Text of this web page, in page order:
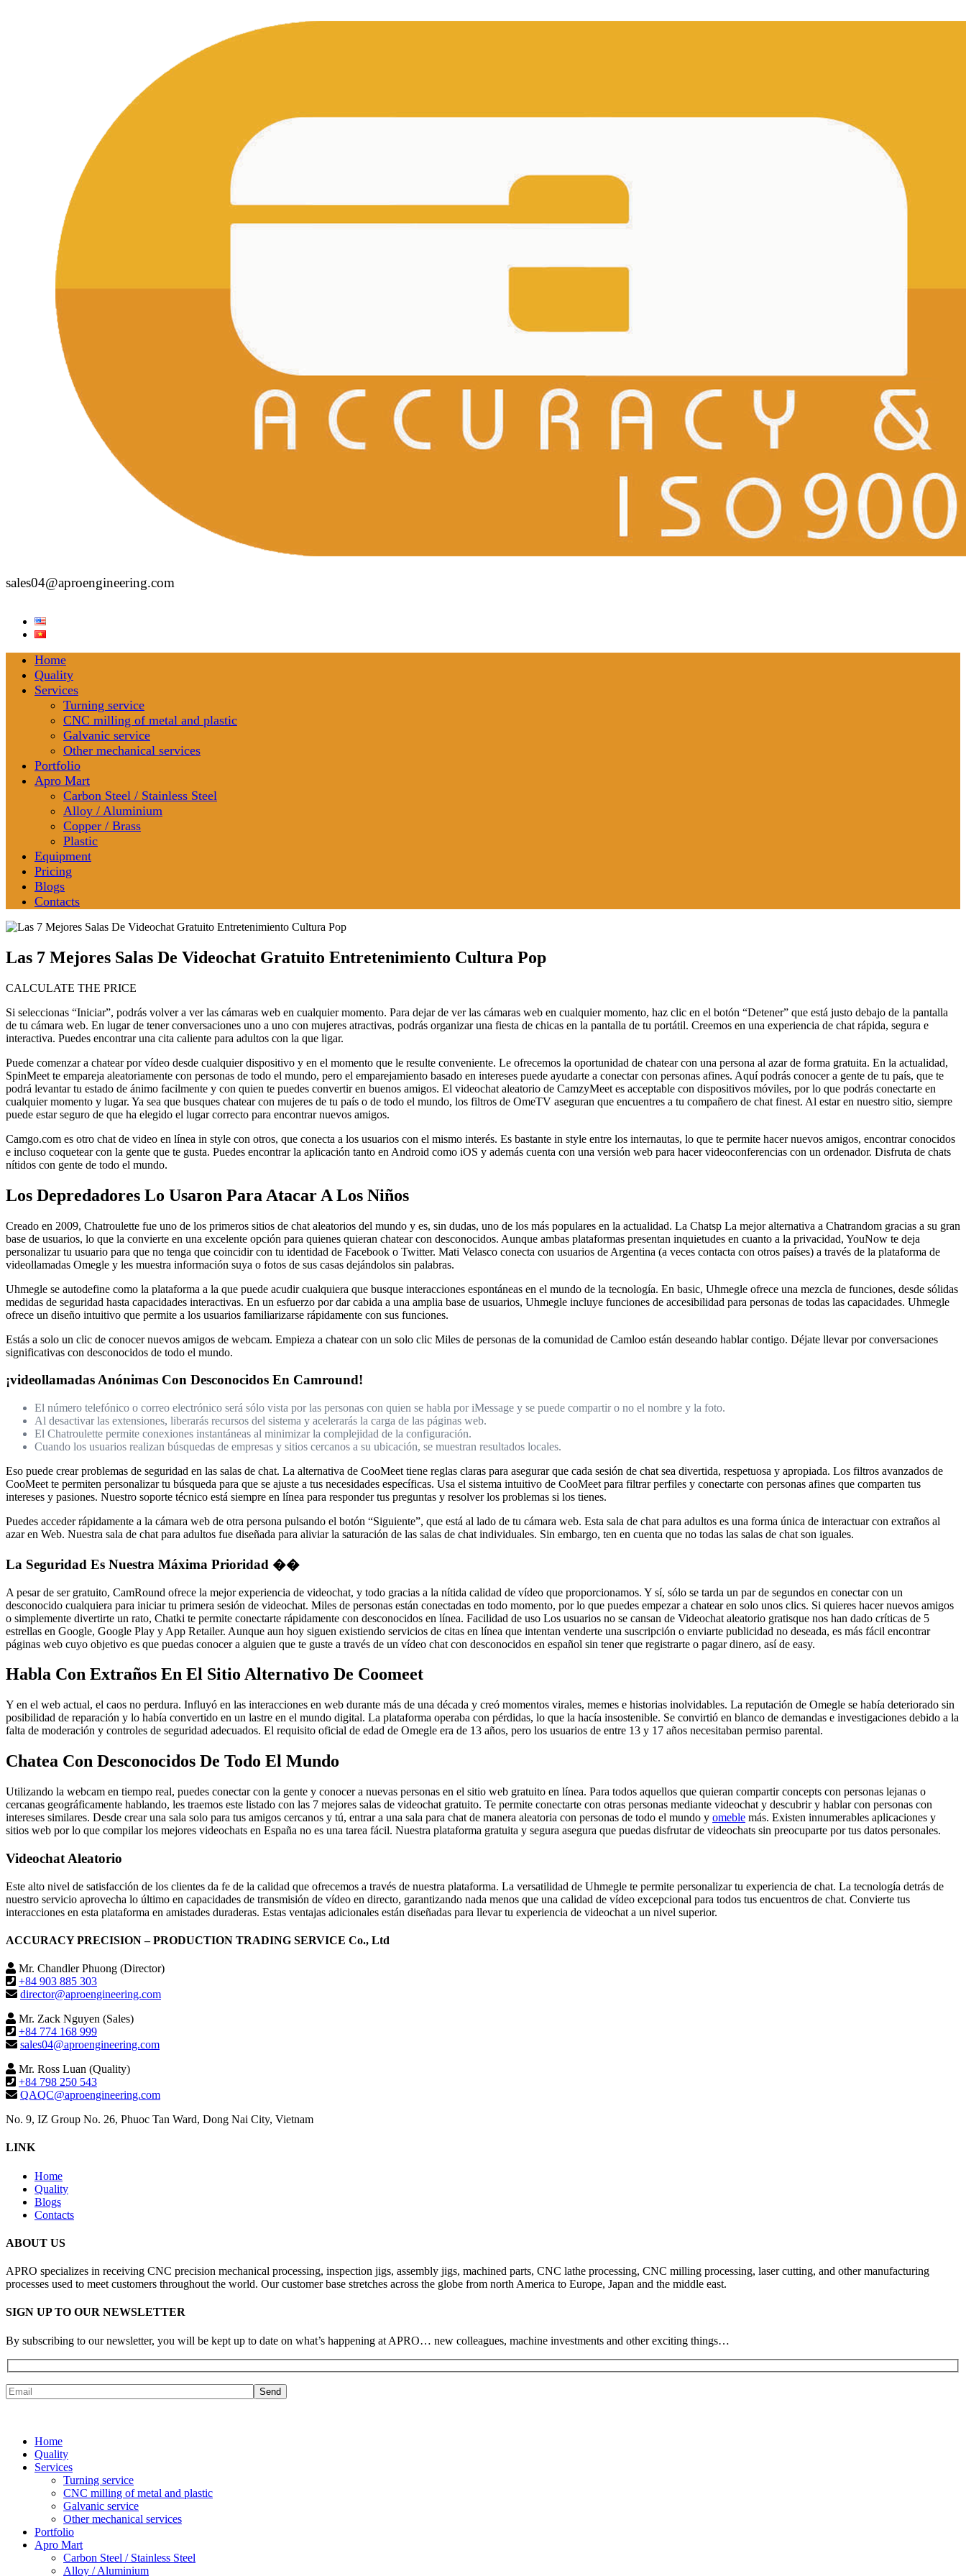
sales04@aproengineering.com
Home
Quality
Services
Turning service
CNC milling of metal and plastic
Galvanic service
Other mechanical services
Portfolio
Apro Mart
Carbon Steel / Stainless Steel
Alloy / Aluminium
Copper / Brass
Plastic
Equipment
Pricing
Blogs
Contacts
Las 7 Mejores Salas De Videochat Gratuito Entretenimiento Cultura Pop
CALCULATE THE PRICE
Si seleccionas “Iniciar”, podrás volver a ver las cámaras web en cualquier momento. Para dejar de ver las cámaras web en cualquier momento, haz clic en el botón “Detener” que está justo debajo de la pantalla
de tu cámara web. En lugar de tener conversaciones uno a uno con mujeres atractivas, podrás organizar una fiesta de chicas en la pantalla de tu portátil. Creemos en una experiencia de chat rápida, segura e
interactiva. Puedes encontrar una cita caliente para adultos con la que ligar.
Puede comenzar a chatear por vídeo desde cualquier dispositivo y en el momento que le resulte conveniente. Le ofrecemos la oportunidad de chatear con una persona al azar de forma gratuita. En la actualidad,
SpinMeet te empareja aleatoriamente con personas de todo el mundo, pero el emparejamiento basado en intereses puede ayudarte a conectar con personas afines. Aquí podrás conocer a gente de tu país, que te
podrá levantar tu estado de ánimo facilmente y con quien te puedes convertir en buenos amigos. El videochat aleatorio de CamzyMeet es acceptable con dispositivos móviles, por lo que podrás conectarte en
cualquier momento y lugar. Ya sea que busques chatear con mujeres de tu país o de todo el mundo, los filtros de OmeTV aseguran que encuentres a tu compañero de chat finest. Al estar en nuestro sitio, siempre
puede estar seguro de que ha elegido el lugar correcto para encontrar nuevos amigos.
Camgo.com es otro chat de video en línea in style con otros, que conecta a los usuarios con el mismo interés. Es bastante in style entre los internautas, lo que te permite hacer nuevos amigos, encontrar conocidos
e incluso coquetear con la gente que te gusta. Puedes encontrar la aplicación tanto en Android como iOS y además cuenta con una versión web para hacer videoconferencias con un ordenador. Disfruta de chats
nítidos con gente de todo el mundo.
Los Depredadores Lo Usaron Para Atacar A Los Niños
Creado en 2009, Chatroulette fue uno de los primeros sitios de chat aleatorios del mundo y es, sin dudas, uno de los más populares en la actualidad. La Chatsp La mejor alternativa a Chatrandom gracias a su gran
base de usuarios, lo que la convierte en una excelente opción para quienes quieran chatear con desconocidos. Aunque ambas plataformas presentan inquietudes en cuanto a la privacidad, YouNow te deja
personalizar tu usuario para que no tenga que coincidir con tu identidad de Facebook o Twitter. Mati Velasco conecta con usuarios de Argentina (a veces contacta con otros países) a través de la plataforma de
videollamadas Omegle y les muestra información suya o fotos de sus casas dejándolos sin palabras.
Uhmegle se autodefine como la plataforma a la que puede acudir cualquiera que busque interacciones espontáneas en el mundo de la tecnología. En basic, Uhmegle ofrece una mezcla de funciones, desde sólidas
medidas de seguridad hasta capacidades interactivas. En un esfuerzo por dar cabida a una amplia base de usuarios, Uhmegle incluye funciones de accesibilidad para personas de todas las capacidades. Uhmegle
ofrece un diseño intuitivo que permite a los usuarios familiarizarse rápidamente con sus funciones.
Estás a solo un clic de conocer nuevos amigos de webcam. Empieza a chatear con un solo clic Miles de personas de la comunidad de Camloo están deseando hablar contigo. Déjate llevar por conversaciones
significativas con desconocidos de todo el mundo.
¡videollamadas Anónimas Con Desconocidos En Camround!
El número telefónico o correo electrónico será sólo vista por las personas con quien se habla por iMessage y se puede compartir o no el nombre y la foto.
Al desactivar las extensiones, liberarás recursos del sistema y acelerarás la carga de las páginas web.
El Chatroulette permite conexiones instantáneas al minimizar la complejidad de la configuración.
Cuando los usuarios realizan búsquedas de empresas y sitios cercanos a su ubicación, se muestran resultados locales.
Eso puede crear problemas de seguridad en las salas de chat. La alternativa de CooMeet tiene reglas claras para asegurar que cada sesión de chat sea divertida, respetuosa y apropiada. Los filtros avanzados de
CooMeet te permiten personalizar tu búsqueda para que se ajuste a tus necesidades específicas. Usa el sistema intuitivo de CooMeet para filtrar perfiles y conectarte con personas afines que comparten tus
intereses y pasiones. Nuestro soporte técnico está siempre en línea para responder tus preguntas y resolver los problemas si los tienes.
Puedes acceder rápidamente a la cámara web de otra persona pulsando el botón “Siguiente”, que está al lado de tu cámara web. Esta sala de chat para adultos es una forma única de interactuar con extraños al
azar en Web. Nuestra sala de chat para adultos fue diseñada para aliviar la saturación de las salas de chat individuales. Sin embargo, ten en cuenta que no todas las salas de chat son iguales.
La Seguridad Es Nuestra Máxima Prioridad ��
A pesar de ser gratuito, CamRound ofrece la mejor experiencia de videochat, y todo gracias a la nítida calidad de vídeo que proporcionamos. Y sí, sólo se tarda un par de segundos en conectar con un
desconocido cualquiera para iniciar tu primera sesión de videochat. Miles de personas están conectadas en todo momento, por lo que puedes empezar a chatear en solo unos clics. Si quieres hacer nuevos amigos
o simplemente divertirte un rato, Chatki te permite conectarte rápidamente con desconocidos en línea. Facilidad de uso Los usuarios no se cansan de Videochat aleatorio gratisque nos han dado críticas de 5
estrellas en Google, Google Play y App Retailer. Aunque aun hoy siguen existiendo servicios de citas en línea que intentan venderte una suscripción o enviarte publicidad no deseada, es más fácil encontrar
páginas web cuyo objetivo es que puedas conocer a alguien que te guste a través de un vídeo chat con desconocidos en español sin tener que registrarte o pagar dinero, así de easy.
Habla Con Extraños En El Sitio Alternativo De Coomeet
Y en el web actual, el caos no perdura. Influyó en las interacciones en web durante más de una década y creó momentos virales, memes e historias inolvidables. La reputación de Omegle se había deteriorado sin
posibilidad de reparación y lo había convertido en un lastre en el mundo digital. La plataforma operaba con pérdidas, lo que la hacía insostenible. Se convirtió en blanco de demandas e investigaciones debido a la
falta de moderación y controles de seguridad adecuados. El requisito oficial de edad de Omegle era de 13 años, pero los usuarios de entre 13 y 17 años necesitaban permiso parental.
Chatea Con Desconocidos De Todo El Mundo
Utilizando la webcam en tiempo real, puedes conectar con la gente y conocer a nuevas personas en el sitio web gratuito en línea. Para todos aquellos que quieran compartir concepts con personas lejanas o
cercanas geográficamente hablando, les traemos este listado con las 7 mejores salas de videochat gratuito. Te permite conectarte con otras personas mediante videochat y descubrir y hablar con personas con
intereses similares. Desde crear una sala solo para tus amigos cercanos y tú, entrar a una sala para chat de manera aleatoria con personas de todo el mundo y omeble más. Existen innumerables aplicaciones y
sitios web por lo que compilar los mejores videochats en España no es una tarea fácil. Nuestra plataforma gratuita y segura asegura que puedas disfrutar de videochats sin preocuparte por tus datos personales.
Videochat Aleatorio
Este alto nivel de satisfacción de los clientes da fe de la calidad que ofrecemos a través de nuestra plataforma. La versatilidad de Uhmegle te permite personalizar tu experiencia de chat. La tecnología detrás de
nuestro servicio aprovecha lo último en capacidades de transmisión de vídeo en directo, garantizando nada menos que una calidad de vídeo excepcional para todos tus encuentros de chat. Convierte tus
interacciones en esta plataforma en amistades duraderas. Estas ventajas adicionales están diseñadas para llevar tu experiencia de videochat a un nivel superior.
ACCURACY PRECISION – PRODUCTION TRADING SERVICE Co., Ltd
Mr. Chandler Phuong (Director)
+84 903 885 303
director@aproengineering.com
Mr. Zack Nguyen (Sales)
+84 774 168 999
sales04@aproengineering.com
Mr. Ross Luan (Quality)
+84 798 250 543
QAQC@aproengineering.com
No. 9, IZ Group No. 26, Phuoc Tan Ward, Dong Nai City, Vietnam
LINK
Home
Quality
Blogs
Contacts
ABOUT US
APRO specializes in receiving CNC precision mechanical processing, inspection jigs, assembly jigs, machined parts, CNC lathe processing, CNC milling processing, laser cutting, and other manufacturing
processes used to meet customers throughout the world. Our customer base stretches across the globe from north America to Europe, Japan and the middle east.
SIGN UP TO OUR NEWSLETTER
By subscribing to our newsletter, you will be kept up to date on what’s happening at APRO… new colleagues, machine investments and other exciting things…
Home
Quality
Services
Turning service
CNC milling of metal and plastic
Galvanic service
Other mechanical services
Portfolio
Apro Mart
Carbon Steel / Stainless Steel
Alloy / Aluminium